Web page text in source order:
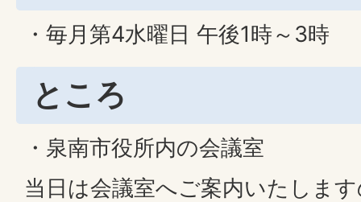
・毎月第4水曜日 午後1時～3時
ところ
・泉南市役所内の会議室
当日は会議室へご案内いたしま